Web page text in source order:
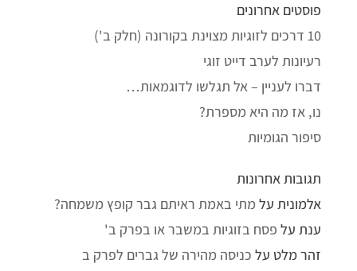
פוסטים אחרונים
10 דרכים לזוגיות מצוינת בקורונה (חלק ב')
רעיונות לערב דייט זוגי
דברו לעניין – אל תגלשו לדוגמאות…
נו, אז מה היא מספרת?
סיפור הגומיות
תגובות אחרונות
אלמוניתעל מתי באמת ראיתם גבר קופץ משמחה?
ענתעל פסח בזוגיות במשבר או בפרק ב'
זהר מלט על כניסה מהירה של גברים לפרק ב